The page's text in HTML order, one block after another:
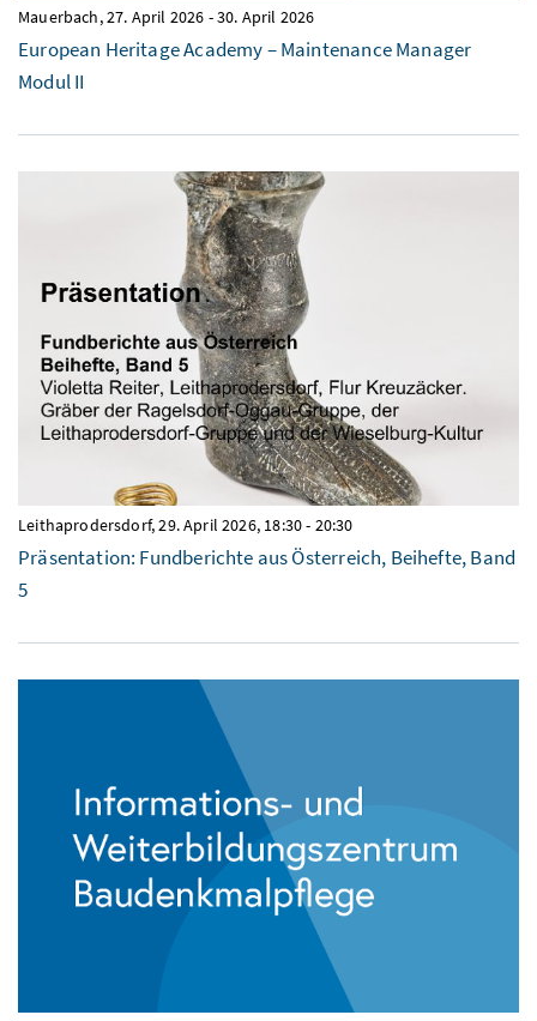
Mauerbach,27. April 2026 -30. April 2026
European Heritage Academy – Maintenance Manager
Modul II
Leithaprodersdorf,29. April 2026, 18:30- 20:30
Präsentation: Fundberichte aus Österreich, Beihefte, Band
5